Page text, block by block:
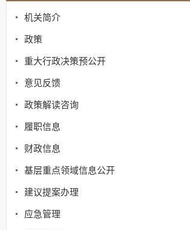
机关简介
政策
重大行政决策预公开
意见反馈
政策解读咨询
履职信息
财政信息
基层重点领域信息公开
建议提案办理
应急管理